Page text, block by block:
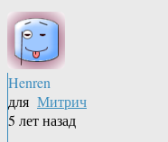
Henren
для Митрич
5 лет назад